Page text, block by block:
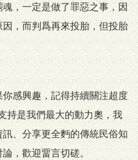
，一定是做了罪惡之事，因
，而判爲再來投胎，但投胎
感興趣，記得持續關注超度
持是我們最大的動力奧，我
、分享更全麪的傳統民俗知
，歡迎畱言切磋。